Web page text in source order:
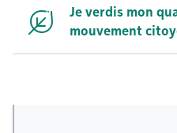
Je verdis mon
mouvement